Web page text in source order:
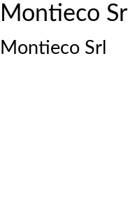
Montieco Srl
Montieco Srl